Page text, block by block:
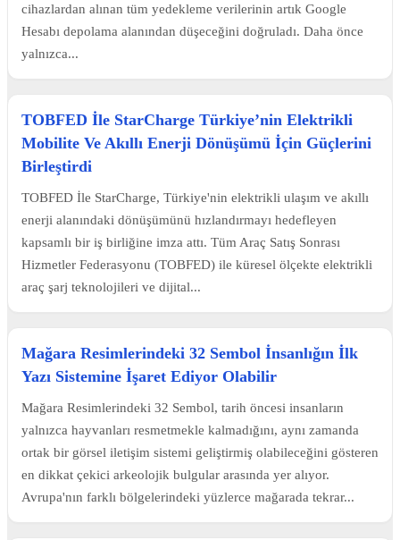
cihazlardan alınan tüm yedekleme verilerinin artık Google
Hesabı depolama alanından düşeceğini doğruladı. Daha önce
yalnızca...
TOBFED İle StarCharge Türkiye’nin Elektrikli
Mobilite Ve Akıllı Enerji Dönüşümü İçin Güçlerini
Birleştirdi
TOBFED İle StarCharge, Türkiye'nin elektrikli ulaşım ve akıllı
enerji alanındaki dönüşümünü hızlandırmayı hedefleyen
kapsamlı bir iş birliğine imza attı. Tüm Araç Satış Sonrası
Hizmetler Federasyonu (TOBFED) ile küresel ölçekte elektrikli
araç şarj teknolojileri ve dijital...
Mağara Resimlerindeki 32 Sembol İnsanlığın İlk
Yazı Sistemine İşaret Ediyor Olabilir
Mağara Resimlerindeki 32 Sembol, tarih öncesi insanların
yalnızca hayvanları resmetmekle kalmadığını, aynı zamanda
ortak bir görsel iletişim sistemi geliştirmiş olabileceğini gösteren
en dikkat çekici arkeolojik bulgular arasında yer alıyor.
Avrupa'nın farklı bölgelerindeki yüzlerce mağarada tekrar...